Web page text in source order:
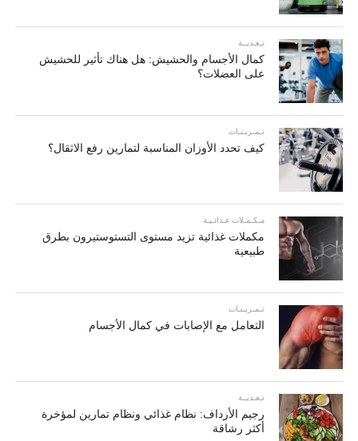
تـغـذيــة
كمال الأجسام والحشيش: هل هناك تأثير للحشيش
على العضلات؟
تـمـريـنـات
كيف تحدد الأوزان المناسبة لتمارين رفع الاثقال؟
مـكـمـلات غـذائـيـة
مكملات غذائية تزيد مستوى التستوستيرون بطرق
طبيعية
تـمـريـنـات
التعامل مع الإصابات في كمال الأجسام
تـغـذيــة
رجيم الأرداف: نظام غذائي ونظام تمارين لمؤخرة
أكثر رشاقة